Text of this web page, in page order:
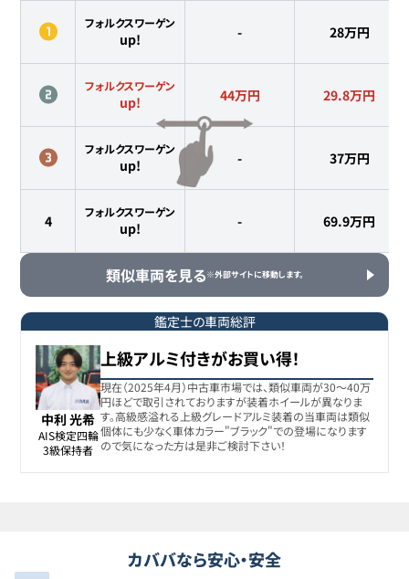
フォルクスワーゲン
up! - 28万円
フォルクスワーゲン
up! 44万円 29.8万円
フォルクスワーゲン
up! - 37万円
4
フォルクスワーゲン
up! - 69.9万円
類似車両を見る※外部サイトに移動します。
鑑定士の車両総評
中利 光希
AIS検定四輪
3級保持者
上級アルミ付きがお買い得！
現在（2025年4月）中古車市場では、類似車両が30〜40万
円ほどで取引されておりますが装着ホイールが異なりま
す。高級感溢れる上級グレードアルミ装着の当車両は類似
個体にも少なく車体カラー"ブラック"での登場になります
ので気になった方は是非ご検討下さい！
カババなら安心・安全